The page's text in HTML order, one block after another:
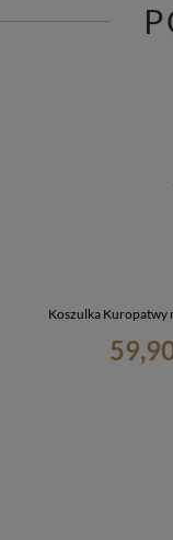
Koszulka Kuropatwy